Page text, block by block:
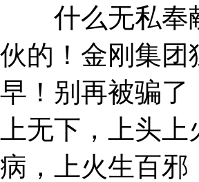
什么无私奉献
伙的！金刚集团
早！别再被骗了
上无下，上头
病，上火生百